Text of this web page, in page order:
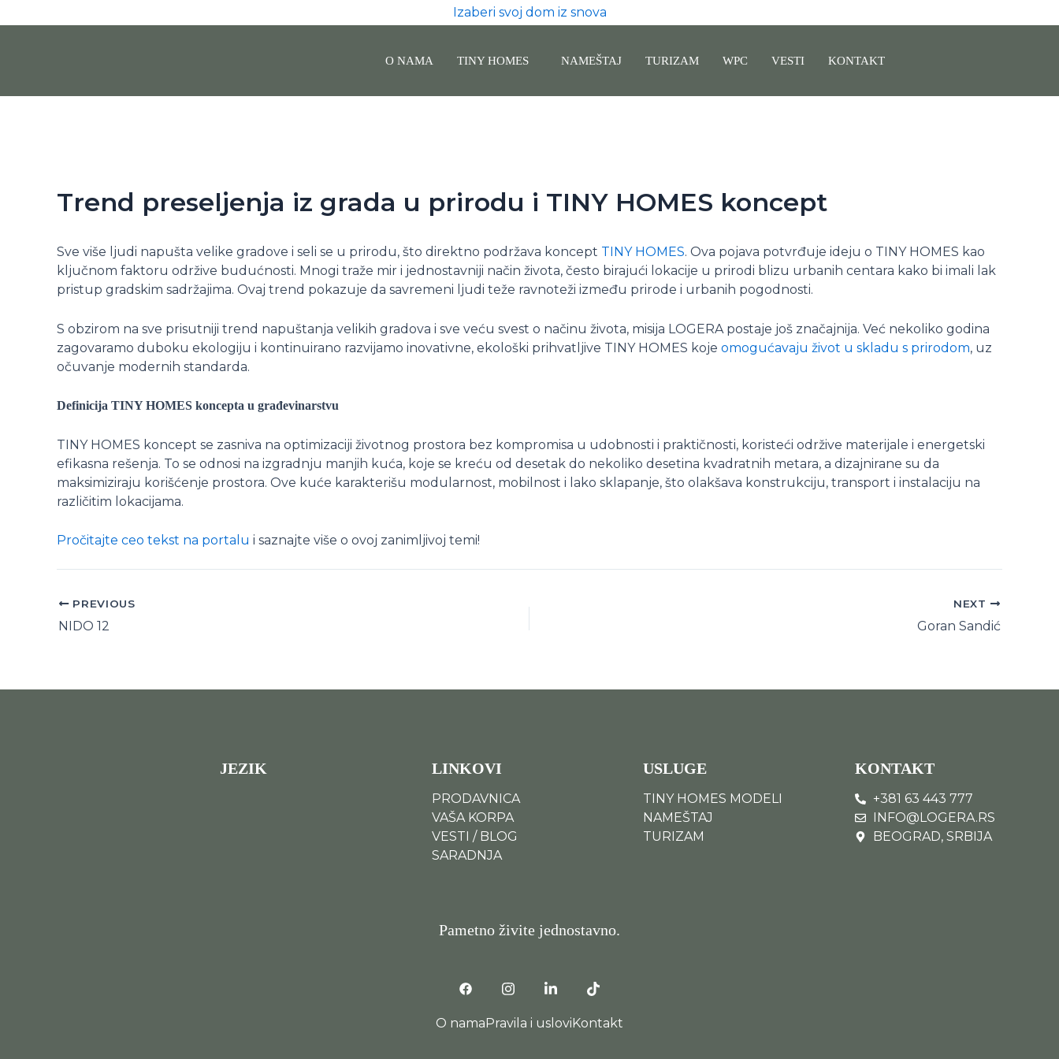
na
Izaberi svoj dom iz snova
O NAMA TINY HOMES NAMEŠTAJ TURIZAM WPC VESTI KONTAKT
Trend preseljenja iz grada u prirodu i TINY HOMES koncept
Sve više ljudi napušta velike gradove i seli se u prirodu, što direktno podržava koncept TINY HOMES. Ova pojava potvrđuje ideju o TINY HOMES kao
ključnom faktoru održive budućnosti. Mnogi traže mir i jednostavniji način života, često birajući lokacije u prirodi blizu urbanih centara kako bi imali lak
pristup gradskim sadržajima. Ovaj trend pokazuje da savremeni ljudi teže ravnoteži između prirode i urbanih pogodnosti.
S obzirom na sve prisutniji trend napuštanja velikih gradova i sve veću svest o načinu života, misija LOGERA postaje još značajnija. Već nekoliko godina
zagovaramo duboku ekologiju i kontinuirano razvijamo inovativne, ekološki prihvatljive TINY HOMES koje omogućavaju život u skladu s prirodom, uz
očuvanje modernih standarda.
Definicija TINY HOMES koncepta u građevinarstvu
TINY HOMES koncept se zasniva na optimizaciji životnog prostora bez kompromisa u udobnosti i praktičnosti, koristeći održive materijale i energetski
efikasna rešenja. To se odnosi na izgradnju manjih kuća, koje se kreću od desetak do nekoliko desetina kvadratnih metara, a dizajnirane su da
maksimiziraju korišćenje prostora. Ove kuće karakterišu modularnost, mobilnost i lako sklapanje, što olakšava konstrukciju, transport i instalaciju na
različitim lokacijama.
Pročitajte ceo tekst na portalu i saznajte više o ovoj zanimljivoj temi!
PREVIOUS
NIDO 12
NEXT
Goran Sandić
JEZIK LINKOVI
PRODAVNICA
VAŠA KORPA
VESTI / BLOG
SARADNJA
USLUGE
TINY HOMES MODELI
NAMEŠTAJ
TURIZAM
KONTAKT
+381 63 443 777
INFO@LOGERA.RS
BEOGRAD, SRBIJA
Pametno živite jednostavno.
O namaPravila i usloviKontakt